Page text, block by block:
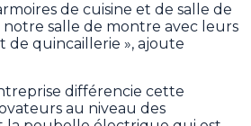
de cuisine et de salle de
notre salle de montre avec leurs
de quincaillerie », ajoute
différencie cette
au niveau des